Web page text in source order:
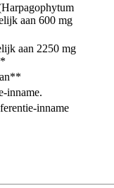
aan 600 mg
aan 2250 mg
inname.
inname